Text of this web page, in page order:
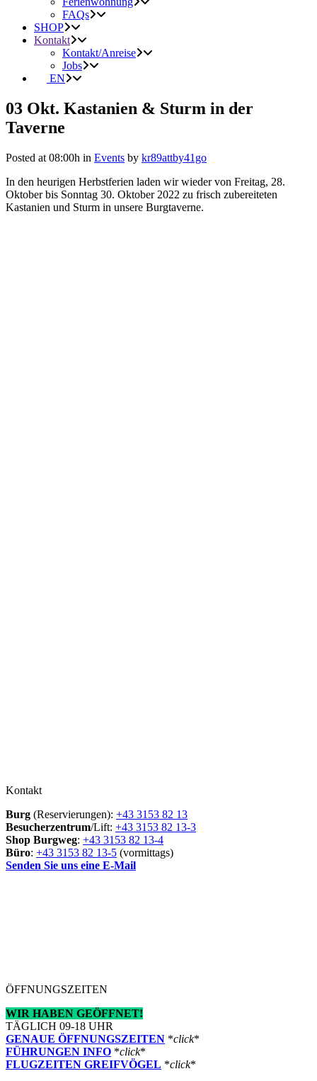
FAQs
SHOP
Kontakt
Kontakt/Anreise
Jobs
EN
03 Okt. Kastanien & Sturm in der
Taverne
Posted at 08:00h in Events by kr89attby41go
In den heurigen Herbstferien laden wir wieder von Freitag, 28.
Oktober bis Sonntag 30. Oktober 2022 zu frisch zubereiteten
Kastanien und Sturm in unsere Burgtaverne.
Kontakt
Burg (Reservierungen): +43 3153 82 13
Besucherzentrum/Lift: +43 3153 82 13-3
Shop Burgweg: +43 3153 82 13-4
Büro: +43 3153 82 13-5 (vormittags)
Senden Sie uns eine E-Mail
ÖFFNUNGSZEITEN
WIR HABEN GEÖFFNET!
TÄGLICH 09-18 UHR
GENAUE ÖFFNUNGSZEITEN *click*
FÜHRUNGEN INFO *click*
FLUGZEITEN GREIFVÖGEL *click*